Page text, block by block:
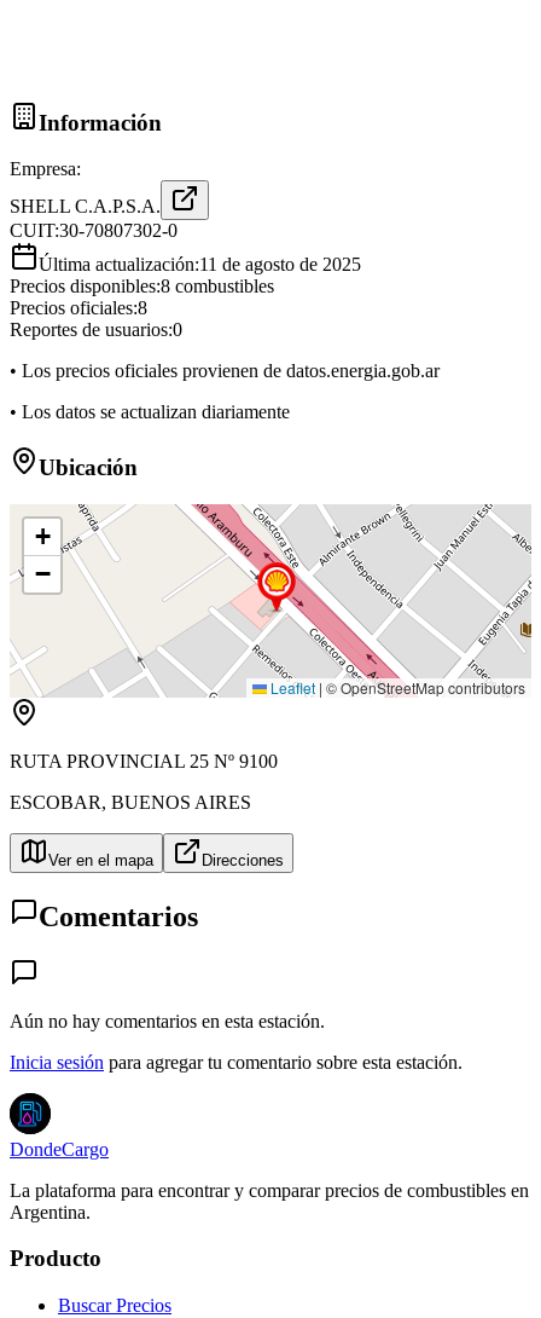
Información
Empresa:
SHELL C.A.P.S.A.
CUIT:30-70807302-0
Última actualización:11 de agosto de 2025
Precios disponibles:8 combustibles
Precios oficiales:8
Reportes de usuarios:0
• Los precios oficiales provienen de datos.energia.gob.ar
• Los datos se actualizan diariamente
Ubicación
+
−
Leaflet | © OpenStreetMap contributors
RUTA PROVINCIAL 25 Nº 9100
ESCOBAR, BUENOS AIRES
Ver en el mapa Direcciones
Comentarios
Aún no hay comentarios en esta estación.
Inicia sesión para agregar tu comentario sobre esta estación.
DondeCargo
La plataforma para encontrar y comparar precios de combustibles en
Argentina.
Producto
Buscar Precios